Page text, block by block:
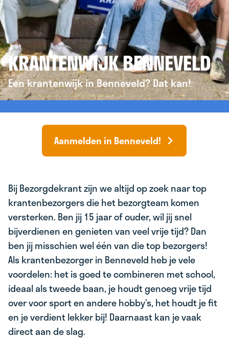
KRANTENWIJK BENNEVELD
Een krantenwijk in Benneveld? Dat kan!
Aanmelden in Benneveld!
Bij Bezorgdekrant zijn we altijd op zoek naar top
krantenbezorgers die het bezorgteam komen
versterken. Ben jij 15 jaar of ouder, wil jij snel
bijverdienen en genieten van veel vrije tijd? Dan
ben jij misschien wel één van die top bezorgers!
Als krantenbezorger in Benneveld heb je vele
voordelen: het is goed te combineren met school,
ideaal als tweede baan, je houdt genoeg vrije tijd
over voor sport en andere hobby’s, het houdt je fit
en je verdient lekker bij! Daarnaast kan je vaak
direct aan de slag.